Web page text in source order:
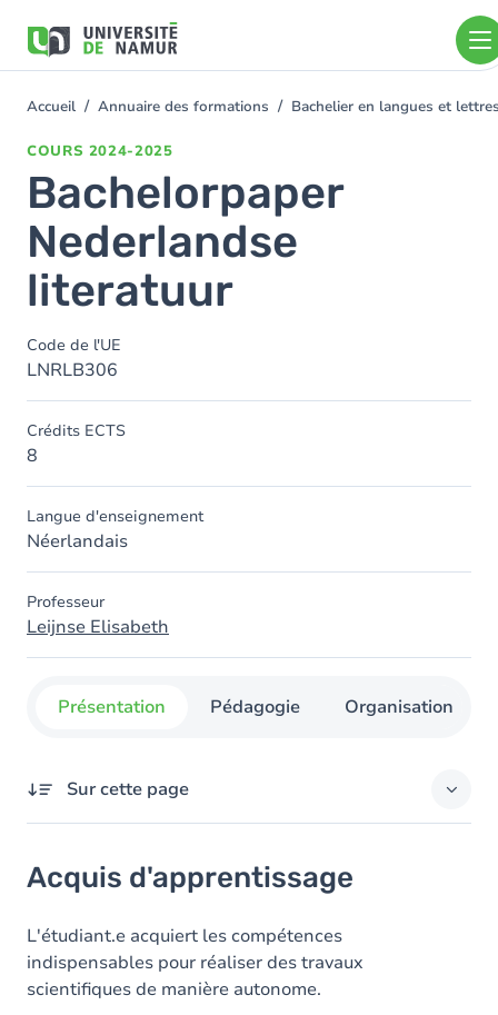
contenu
You
Accueil Annuaire des formations Bachelier en langues et
COURS 2024-2025
Bachelorpaper
Nederlandse
literatuur
Code de l'UE
LNRLB306
Crédits ECTS
8
Langue d'enseignement
Néerlandais
Professeur
Leijnse Elisabeth
Présentation Pédagogie Organisation
Sur cette page
Objectifs
Contenu
Acquis d'apprentissage
L'étudiant.e acquiert les compétences
indispensables pour réaliser des travaux
scientifiques de manière autonome.